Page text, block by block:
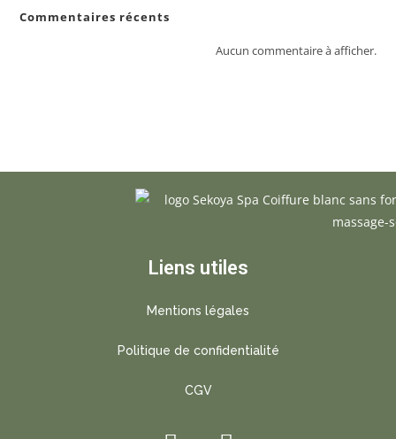
Commentaires récents
Aucun commentaire à afficher.
Liens utiles
Mentions légales
Politique de confidentialité
CGV